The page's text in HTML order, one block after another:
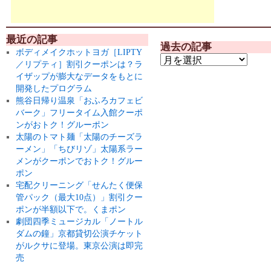
最近の記事
ボディメイクホットヨガ［LIPTY
／リプティ］割引クーポンは？ラ
イザップが膨大なデータをもとに
開発したプログラム
熊谷日帰り温泉「おふろカフェビ
バーク」フリータイム入館クーポ
ンがおトク！グルーポン
太陽のトマト麺「太陽のチーズラ
ーメン」「ちびリゾ」太陽系ラー
メンがクーポンでおトク！グルー
ポン
宅配クリーニング「せんたく便保
管パック（最大10点）」割引クー
ポンが半額以下で。くまポン
劇団四季ミュージカル「ノートル
ダムの鐘」京都貸切公演チケット
がルクサに登場。東京公演は即完
売
過去の記事